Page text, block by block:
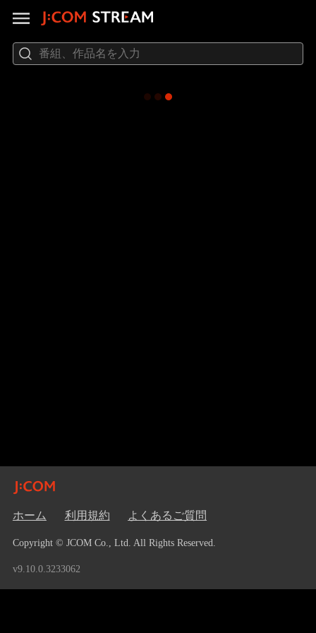
ホーム 利用規約 よくあるご質問
Copyright © JCOM Co., Ltd. All Rights Reserved.
v9.10.0.3233062